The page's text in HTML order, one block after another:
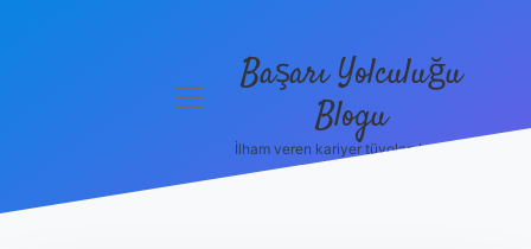
menüyüBaşarı Yolculuğu
Blogu
İlham veren kariyer tüyoları burada!